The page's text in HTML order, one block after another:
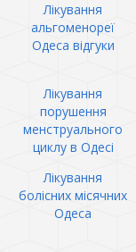
Лікування
альгоменореї
Одеса відгуки
Лікування
порушення
менструального
циклу в Одесі
Лікування
болісних місячних
Одеса